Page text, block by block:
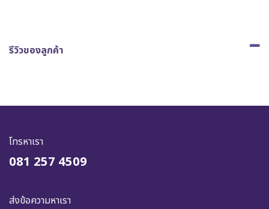
รีวิวของลูกค้า
โทรหาเรา
081 257 4509
ส่งข้อความหาเรา